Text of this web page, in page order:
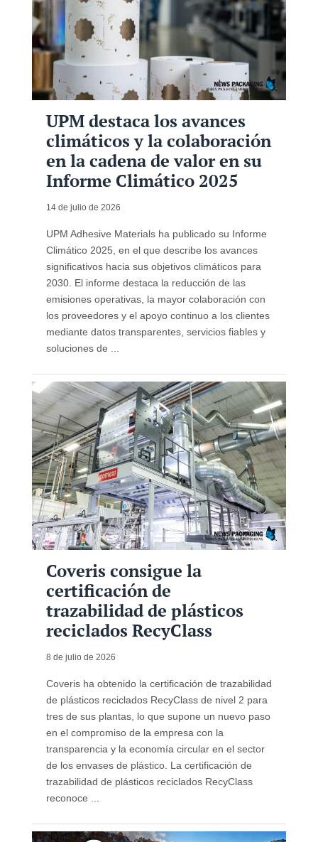
UPM destaca los avances
climáticos y la colaboración
en la cadena de valor en su
Informe Climático 2025
14 de julio de 2026
UPM Adhesive Materials ha publicado su Informe
Climático 2025, en el que describe los avances
significativos hacia sus objetivos climáticos para
2030. El informe destaca la reducción de las
emisiones operativas, la mayor colaboración con
los proveedores y el apoyo continuo a los clientes
mediante datos transparentes, servicios fiables y
soluciones de ...
Coveris consigue la
certificación de
trazabilidad de plásticos
reciclados RecyClass
8 de julio de 2026
Coveris ha obtenido la certificación de trazabilidad
de plásticos reciclados RecyClass de nivel 2 para
tres de sus plantas, lo que supone un nuevo paso
en el compromiso de la empresa con la
transparencia y la economía circular en el sector
de los envases de plástico. La certificación de
trazabilidad de plásticos reciclados RecyClass
reconoce ...